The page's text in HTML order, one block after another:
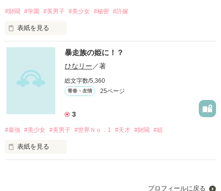
私は、初めてこの運命を憎んでしまった…
出会いを憎んでしまった…
私の世界にとてもカラフルな色を付けてくれたのは他の誰でも
なく君でした…
私があの日、君と出会わなければ私の世界の色はモノクロでし
#財閥 #学園 #美男子 #美少女 #秘密 #許嫁
表紙を見る
世界一の財閥の御曹司、涼風　魁星（すずかぜ　かいせい）の
魁星の許嫁になる権利を、ある学園に日本各地で選ばれた約
ただ、そこには３つの条件がある
その１、家柄などは関係ない、その為家柄の高い者が自分より
家柄の低い者たちの事を馬鹿にしてはいけない。
暴走族の姫に！？
ひなリー ／著
総文字数/5,360
青春・友情 25ページ
3
#最強 #美少女 #美男子 #世界Ｎｏ．1 #天才 #財閥 #組
表紙を見る
始めて作品を書くので、多数の誤字脱字がある事が予想されま
プロフィールに戻る